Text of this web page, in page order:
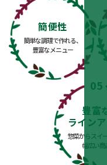
簡便性
簡単な調理で作れる、
豊富なメニュー
豊富
ライン
惣菜からスイ
幅広い商